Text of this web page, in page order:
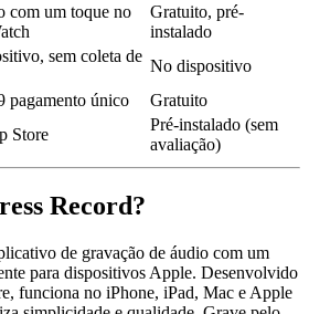
com um toque no
Gratuito, pré-
instalado
sem coleta de
No dispositivo
pagamento único
Gratuito
Store
Pré-instalado (sem
avaliação)
Record?
de gravação de áudio com um
para dispositivos Apple. Desenvolvido
funciona no iPhone, iPad, Mac e Apple